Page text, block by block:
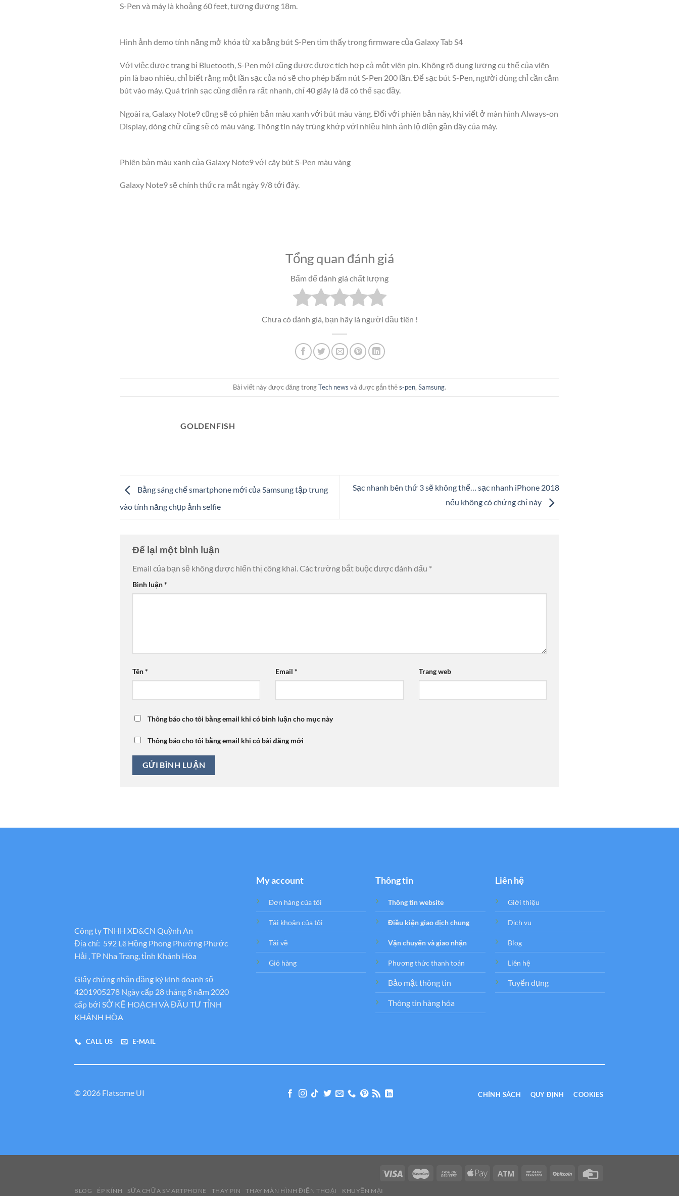
S-Pen và máy là khoảng 60 feet, tương đương 18m.
Hình ảnh demo tính năng mở khóa từ xa bằng bút S-Pen tìm thấy trong firmware của Galaxy Tab S4
Với việc được trang bị Bluetooth, S-Pen mới cũng được được tích hợp cả một viên pin. Không rõ dung lượng cụ thể của viên
pin là bao nhiêu, chỉ biết rằng một lần sạc của nó sẽ cho phép bấm nút S-Pen 200 lần. Để sạc bút S-Pen, người dùng chỉ cần cắm
bút vào máy. Quá trình sạc cũng diễn ra rất nhanh, chỉ 40 giây là đã có thể sạc đầy.
Ngoài ra, Galaxy Note9 cũng sẽ có phiên bản màu xanh với bút màu vàng. Đối với phiên bản này, khi viết ở màn hình Always-on
Display, dòng chữ cũng sẽ có màu vàng. Thông tin này trùng khớp với nhiều hình ảnh lộ diện gần đây của máy.
Phiên bản màu xanh của Galaxy Note9 với cây bút S-Pen màu vàng
Galaxy Note9 sẽ chính thức ra mắt ngày 9/8 tới đây.
Tổng quan đánh giá
Bấm để đánh giá chất lượng
Chưa có đánh giá, bạn hãy là người đầu tiên !
Bài viết này được đăng trongTech news và được gắn thẻs-pen, Samsung.
GOLDENFISH
Bằng sáng chế smartphone mới của Samsung tập trung
vào tính năng chụp ảnh selfie
Sạc nhanh bên thứ 3 sẽ không thể… sạc nhanh iPhone 2018
nếu không có chứng chỉ này
Để lại một bình luận
Email của bạn sẽ không được hiển thị công khai.Các trường bắt buộc được đánh dấu *
Bình luận*
Tên* Email* Trang web
Thông báo cho tôi bằng email khi có bình luận cho mục này
Thông báo cho tôi bằng email khi có bài đăng mới
Công ty TNHH XD&CN Quỳnh An
Địa chỉ: 592 Lê Hồng Phong Phường Phước
Hải , TP Nha Trang, tỉnh Khánh Hòa
Giấy chứng nhận đăng ký kinh doanh số
4201905278 Ngày cấp 28 tháng 8 năm 2020
cấp bới SỞ KẾ HOẠCH VÀ ĐẦU TƯ TỈNH
KHÁNH HÒA
CALL US E-MAIL
My account
Đơn hàng của tôi
Tải khoản của tôi
Tải về
Giỏ hàng
Thông tin
Thông tin website
Điều kiện giao dịch chung
Vận chuyển và giao nhận
Phương thức thanh toán
Bảo mật thông tin
Thông tin hàng hóa
Liên hệ
Giới thiệu
Dịch vụ
Blog
Liên hệ
Tuyển dụng
© 2026 Flatsome UI CHÍNH SÁCH QUY ĐỊNH COOKIES
BLOG ÉP KÍNH SỬA CHỮA SMARTPHONE THAY PIN THAY MÀN HÌNH ĐIỆN THOẠI KHUYẾN MẠI